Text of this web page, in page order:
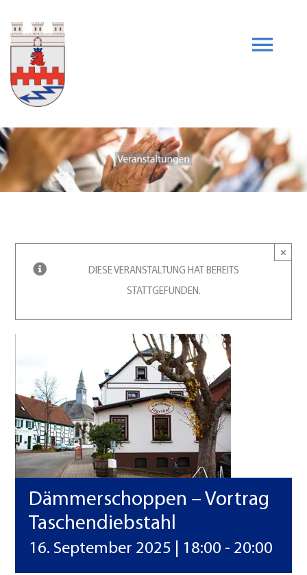
content
Veranstaltungen
Kontakt
DIESE VERANSTALTUNG HAT BEREITS
STATTGEFUNDEN.
×
Dämmerschoppen – Vortrag
Taschendiebstahl
16. September 2025 | 18:00 - 20:00